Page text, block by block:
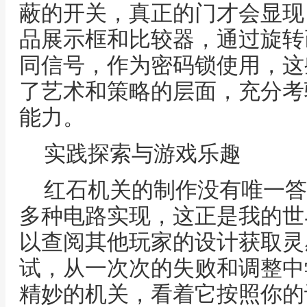
蔽的开关，真正的门才会显
品展示框和比较器，通过旋
同信号，作为密码锁使用，
了艺术和策略的层面，充分
能力。
实践探索与游戏乐趣
红石机关的制作没有唯一
多种电路实现，这正是我的
以查阅其他玩家的设计获取
试，从一次次的失败和调整
精妙的机关，看着它按照你